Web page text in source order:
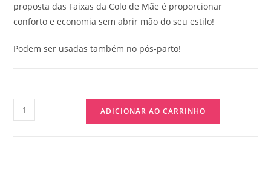
proposta das Faixas da Colo de Mãe é proporcionar
conforto e economia sem abrir mão do seu estilo!
Podem ser usadas também no pós-parto!
ADICIONAR AO CARRINHO